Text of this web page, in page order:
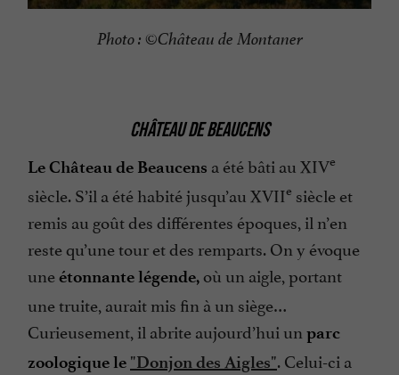
Photo : ©Château de Montaner
CHÂTEAU DE BEAUCENS
Le Château de Beaucens a été bâti au XIVe
siècle. S’il a été habité jusqu’au XVIIe siècle et
remis au goût des différentes époques, il n’en
reste qu’une tour et des remparts. On y évoque
uneétonnante légende, où un aigle, portant
une truite, aurait mis fin à un siège…
Curieusement, il abrite aujourd’hui un parc
zoologique le "Donjon des Aigles". Celui-ci a